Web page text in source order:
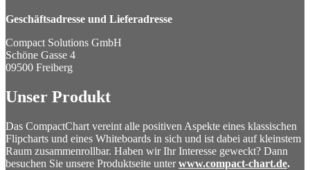
Geschäftsadresse und Lieferadresse
Compact Solutions GmbH
Schöne Gasse 4
09500 Freiberg
Unser Produkt
Das CompactChart vereint alle positiven Aspekte eines klassischen
Flipcharts und eines Whiteboards in sich und ist dabei auf kleinstem
Raum zusammenrollbar. Haben wir Ihr Interesse geweckt? Dann
besuchen Sie unsere Produktseite unterwww.compact-chart.de.